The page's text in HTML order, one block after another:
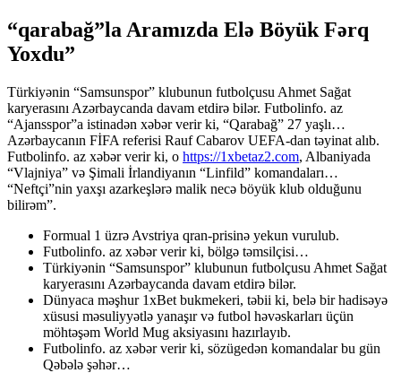
“qarabağ”la Aramızda Elə Böyük Fərq
Yoxdu”
Türkiyənin “Samsunspor” klubunun futbolçusu Ahmet Sağat
karyerasını Azərbaycanda davam etdirə bilər. Futbolinfo. az
“Ajansspor”a istinadən xəbər verir ki, “Qarabağ” 27 yaşlı…
Azərbaycanın FİFA referisi Rauf Cabarov UEFA-dan təyinat alıb.
Futbolinfo. az xəbər verir ki, o https://1xbetaz2.com, Albaniyada
“Vlajniya” və Şimali İrlandiyanın “Linfild” komandaları…
“Neftçi”nin yaxşı azarkeşlərə malik necə böyük klub olduğunu
bilirəm”.
Formual 1 üzrə Avstriya qran-prisinə yekun vurulub.
Futbolinfo. az xəbər verir ki, bölgə təmsilçisi…
Türkiyənin “Samsunspor” klubunun futbolçusu Ahmet Sağat
karyerasını Azərbaycanda davam etdirə bilər.
Dünyaca məşhur 1xBet bukmekeri, təbii ki, belə bir hadisəyə
xüsusi məsuliyyətlə yanaşır və futbol həvəskarları üçün
möhtəşəm World Mug aksiyasını hazırlayıb.
Futbolinfo. az xəbər verir ki, sözügedən komandalar bu gün
Qəbələ şəhər…